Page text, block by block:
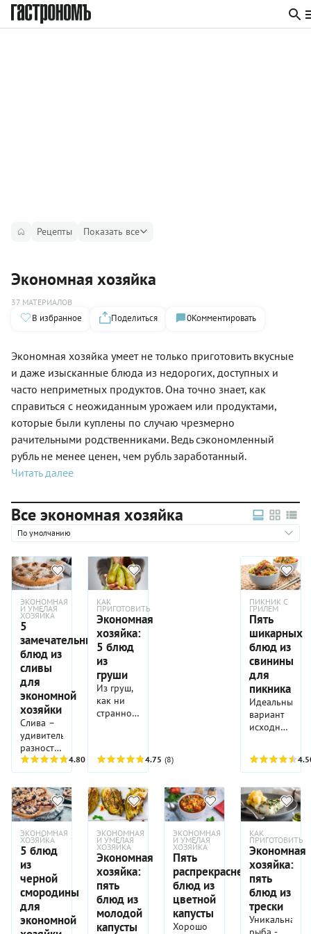
Рецепты Показать все
Экономная хозяйка
37 МАТЕРИАЛОВ
В избранное Поделиться 0Комментировать
Экономная хозяйка умеет не только приготовить вкусные
и даже изысканные блюда из недорогих, доступных и
часто неприметных продуктов. Она точно знает, как
справиться с неожиданным урожаем или продуктами,
которые были куплены по случаю чрезмерно
рачительными родственниками. Ведь сэкономленный
рубль не менее ценен, чем рубль заработанный.
Читать далее
Все экономная хозяйка
По умолчанию
ЭКОНОМНАЯ
И УМЕЛАЯ
ХОЗЯЙКА
5
замечательных
блюд из
сливы
для
экономной
хозяйки
Слива –
удивительно
разносторонняя
натура.
Из
собранного
за 10
минут
урожая
можно
составить
меню
обеда.
Вот 5
блюд,
которым
4.80 (5)
КАК
ПРИГОТОВИТЬ
Экономная
хозяйка:
5 блюд
из
груши
Из груш,
как ни
странно,
блюда.
Их
фаршируют,
делают с
ними
или
запекают
на тостах
с
печеночным
паштетом.
В горячих
блюдах
4.75 (8)
ПИКНИК С
ГРИЛЕМ
Пять
шикарных
блюд из
свинины
для
пикника
Идеальный
вариант
исходного
для
пикника -
кусков
свинины.
Особенно
большой
компании.
Это
сытно,
недорого,
а блюд
можно
приготовить
ЭКОНОМНАЯ
ХОЗЯЙКА
5 блюд
из
черной
смородины
для
экономной
ЭКОНОМНАЯ
И УМЕЛАЯ
ХОЗЯЙКА
Экономная
хозяйка:
пять
блюд из
молодой
капусты
ЭКОНОМНАЯ
И УМЕЛАЯ
ХОЗЯЙКА
Пять
распрекраснейших
блюд из
цветной
капусты
Хорошо
КАК
ПРИГОТОВИТЬ
Экономная
хозяйка:
пять
блюд из
трески
Уникальная